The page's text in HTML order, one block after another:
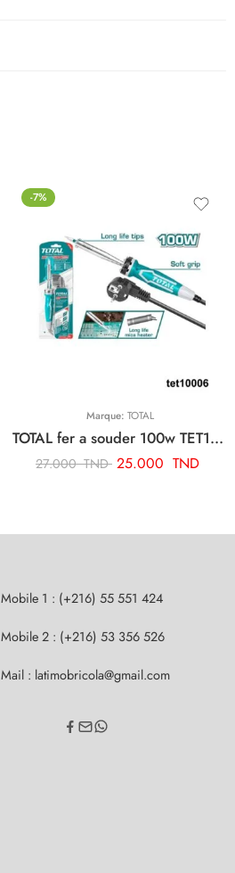
-7%
Marque: TOTAL
TOTAL fer a souder 100w TET10006
27.000TND 25.000 TND
Mobile 1 : (+216) 55 551 424
Mobile 2 : (+216) 53 356 526
Mail : latimobricola@gmail.com